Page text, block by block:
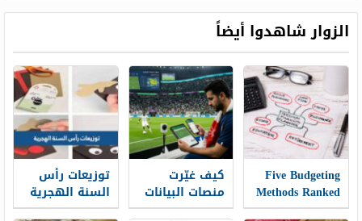
الزوار شاهدوا أيضاً
Five Budgeting
Methods Ranked
for Recreational
كيف غيّرت
منصات البيانات
الرياضية طريقة
توزيعات رأس
السنة الهجرية
1448 جاهزة